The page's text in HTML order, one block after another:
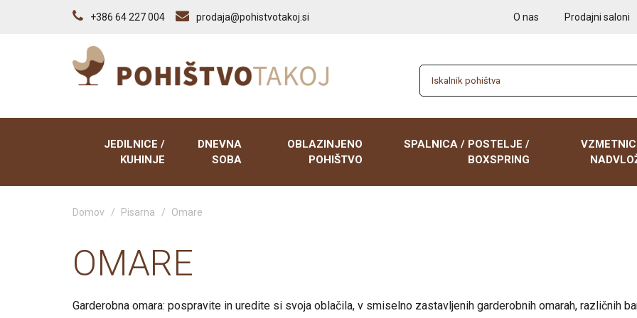
+386 64 227 004 prodaja@pohistvotakoj.si O nas Prodajni saloni
JEDILNICE /
KUHINJE
Predalniki
DNEVNA
SOBA
Vitrine
OBLAZINJENO
POHIŠTVO
Tabureji
SPALNICA / POSTELJE /
BOXSPRING
Postelje 160x200
Klubske mize
VZMETNICE
Domov / Pisarna / Omare
OMARE
Garderobna omara: pospravite in uredite si svoja oblačila, v smiselno zastavljenih garderobnih omarah, različnih